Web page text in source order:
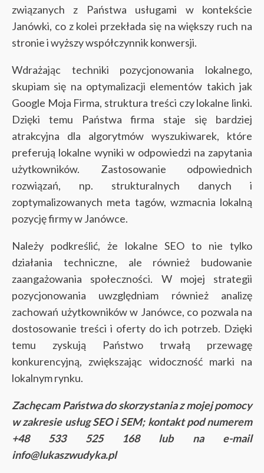
związanych z Państwa usługami w kontekście
Janówki, co z kolei przekłada się na większy ruch na
stronie i wyższy współczynnik konwersji.
Wdrażając techniki pozycjonowania lokalnego,
skupiam się na optymalizacji elementów takich jak
Google Moja Firma, struktura treści czy lokalne linki.
Dzięki temu Państwa firma staje się bardziej
atrakcyjna dla algorytmów wyszukiwarek, które
preferują lokalne wyniki w odpowiedzi na zapytania
użytkowników. Zastosowanie odpowiednich
rozwiązań, np. strukturalnych danych i
zoptymalizowanych meta tagów, wzmacnia lokalną
pozycję firmy w Janówce.
Należy podkreślić, że lokalne SEO to nie tylko
działania techniczne, ale również budowanie
zaangażowania społeczności. W mojej strategii
pozycjonowania uwzględniam również analizę
zachowań użytkowników w Janówce, co pozwala na
dostosowanie treści i oferty do ich potrzeb. Dzięki
temu zyskują Państwo trwałą przewagę
konkurencyjną, zwiększając widoczność marki na
lokalnym rynku.
Zachęcam Państwa do skorzystania z mojej pomocy
w zakresie usług SEO i SEM; kontakt pod numerem
+48 533 525 168 lub na e-mail
info@lukaszwudyka.pl